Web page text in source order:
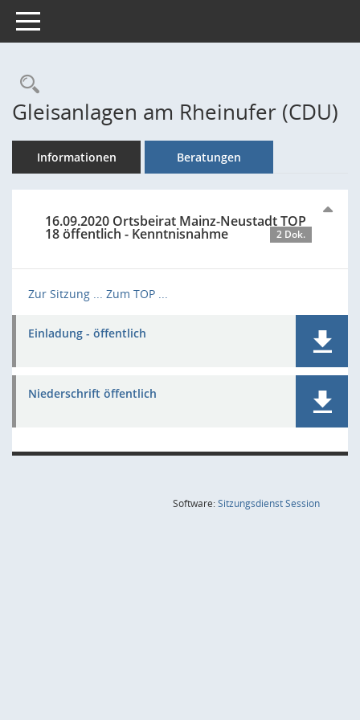
Toggle navigation
Rechercheauswahl
Gleisanlagen am Rheinufer (CDU)
Informationen Beratungen
16.09.2020 Ortsbeirat Mainz-Neustadt TOP
18 öffentlich - Kenntnisnahme 2 Dok.
Zur Sitzung ... Zum TOP ...
Einladung - öffentlich
Niederschrift öffentlich
Software:SitzungsdienstSession(Wird in